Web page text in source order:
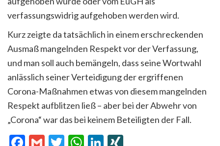
verfassungswidrig aufgehoben werden wird.
Kurz zeigte da tatsächlich in einem erschreckenden
Ausmaß mangelnden Respekt vor der Verfassung,
und man soll auch bemängeln, dass seine Wortwahl
anlässlich seiner Verteidigung der ergriffenen
Corona-Maßnahmen etwas von diesem mangelnden
Respekt aufblitzen ließ – aber bei der Abwehr von
„Corona“ war das bei keinem Beteiligten der Fall.